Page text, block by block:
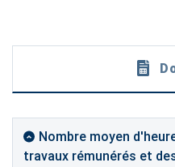
Nombre moyen
travaux rémunérés et